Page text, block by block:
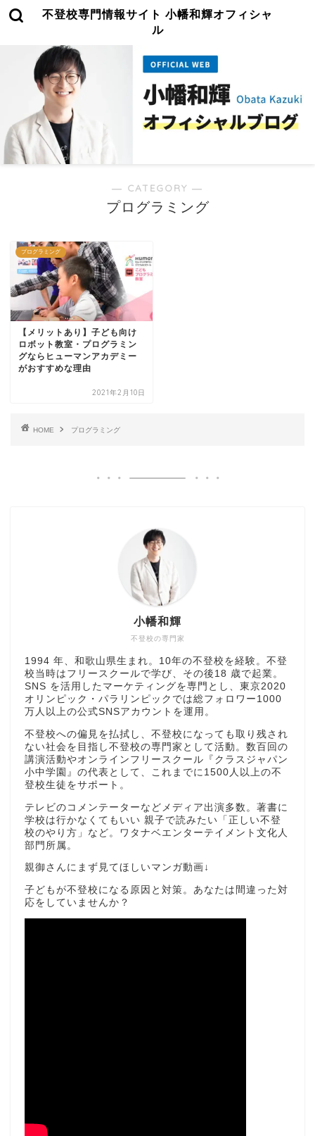
不登校専門情報サイト 小幡和輝オフィシャ
ル
― CATEGORY ―
プログラミング
プログラミング
【メリットあり】子ども向け
ロボット教室・プログラミン
グならヒューマンアカデミー
がおすすめな理由
2021年2月10日
HOME プログラミング
不登校の専門家
小幡和輝
1994 年、和歌山県生まれ。10年の不登校を経験。不登
校当時はフリースクールで学び、その後18 歳で起業。
SNS を活用したマーケティングを専門とし、東京2020
オリンピック・パラリンピックでは総フォロワー1000
万人以上の公式SNSアカウントを運用。
不登校への偏見を払拭し、不登校になっても取り残され
ない社会を目指し不登校の専門家として活動。数百回の
講演活動やオンラインフリースクール『クラスジャパン
小中学園』の代表として、これまでに1500人以上の不
登校生徒をサポート。
テレビのコメンテーターなどメディア出演多数。著書に
学校は行かなくてもいい 親子で読みたい「正しい不登
校のやり方」など。ワタナベエンターテイメント文化人
部門所属。
親御さんにまず見てほしいマンガ動画↓
子どもが不登校になる原因と対策。あなたは間違った対
応をしていませんか？